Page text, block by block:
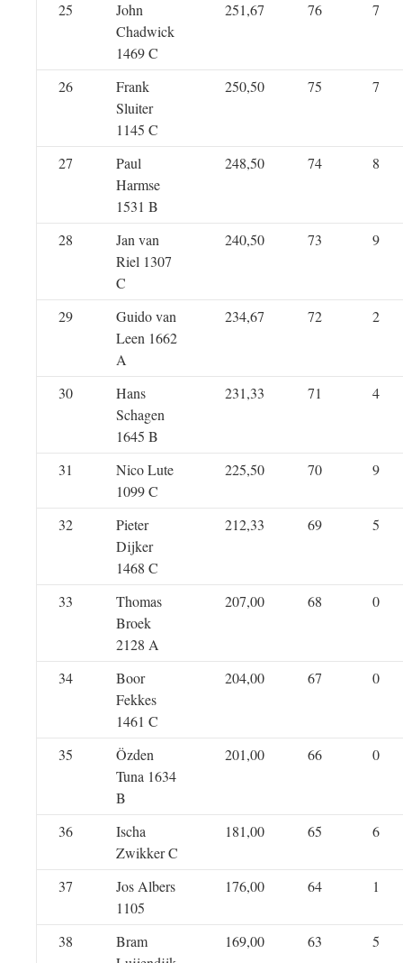
25
John
Chadwick
1469 C
251,67 76 7
26
Frank
Sluiter
1145 C
250,50 75 7
27
Paul
Harmse
1531 B
248,50 74 8
28
Jan van
Riel 1307
C
240,50 73 9
29
Guido van
Leen 1662
A
234,67 72 2
30
Hans
Schagen
1645 B
231,33 71 4
31
Nico Lute
1099 C
225,50 70 9
32
Pieter
Dijker
1468 C
212,33 69 5
33
Thomas
Broek
2128 A
207,00 68 0
34
Boor
Fekkes
1461 C
204,00 67 0
35
Özden
Tuna 1634
B
201,00 66 0
36
Ischa
Zwikker C
181,00 65 6
37
Jos Albers
1105
176,00 64 1
38
Bram
169,00 63 5